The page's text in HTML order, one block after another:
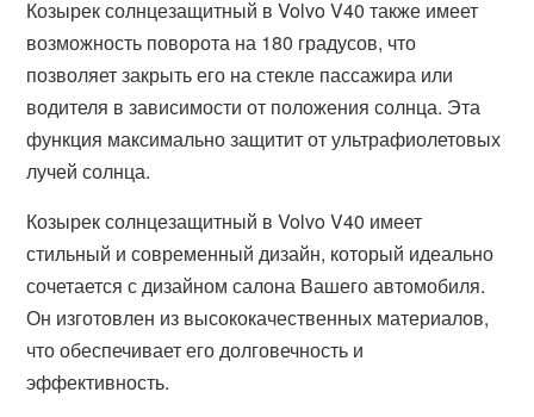
Козырек солнцезащитный в Volvo V40 также имеет
возможность поворота на 180 градусов, что
позволяет закрыть его на стекле пассажира или
водителя в зависимости от положения солнца. Эта
функция максимально защитит от ультрафиолетовых
лучей солнца.
Козырек солнцезащитный в Volvo V40 имеет
стильный и современный дизайн, который идеально
сочетается с дизайном салона Вашего автомобиля.
Он изготовлен из высококачественных материалов,
что обеспечивает его долговечность и
эффективность.